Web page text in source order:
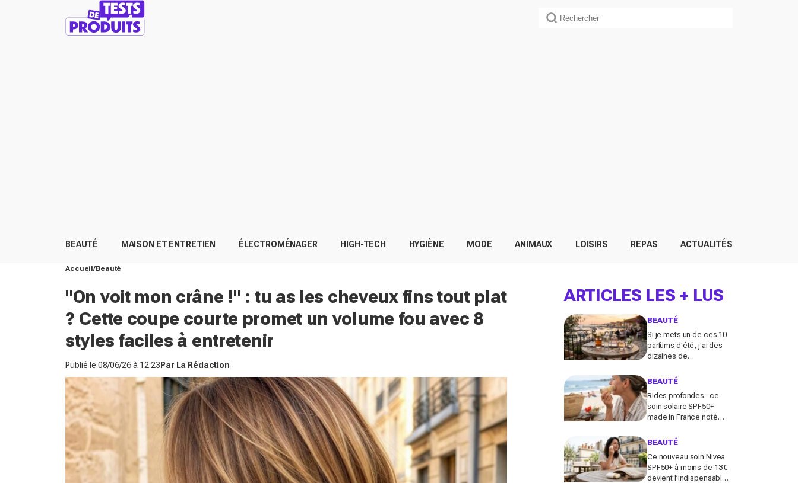
BEAUTÉ MAISON ET ENTRETIEN ÉLECTROMÉNAGER HIGH-TECH HYGIÈNE MODE ANIMAUX LOISIRS REPAS ACTUALITÉS
Accueil Beauté
"On voit mon crâne !" : tu as les cheveux fins tout plat
? Cette coupe courte promet un volume fou avec 8
styles faciles à entretenir
Publié le 08/06/26 à 12:23 Par La Rédaction
ARTICLES LES + LUS
BEAUTÉ
Si je mets un de ces 10
parfums d'été, j'ai des
dizaines de
journée
BEAUTÉ
Rides profondes : ce
soin solaire SPF50+
made in France noté
de freiner leur apparition
BEAUTÉ
Ce nouveau soin Nivea
SPF50+ à moins de 13 €
devient l’indispensable